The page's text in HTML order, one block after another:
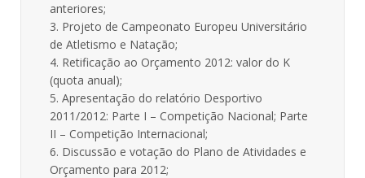
anteriores;
3. Projeto de Campeonato Europeu Universitário
de Atletismo e Natação;
4. Retificação ao Orçamento 2012: valor do K
(quota anual);
5. Apresentação do relatório Desportivo
2011/2012: Parte I – Competição Nacional; Parte
II – Competição Internacional;
6. Discussão e votação do Plano de Atividades e
Orçamento para 2012;